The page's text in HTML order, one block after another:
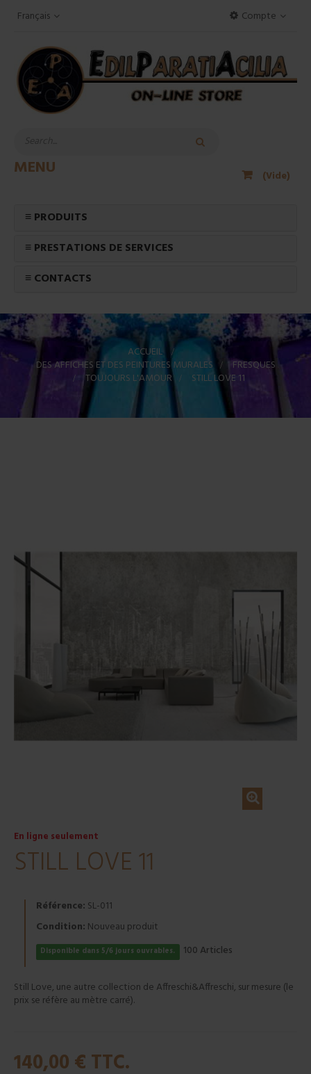
Compte
Français
(Vide)
MENU
≡ PRODUITS
≡ PRESTATIONS DE SERVICES
≡ CONTACTS
ACCUEIL >
DES AFFICHES ET DES PEINTURES MURALES >
FRESQUES
>
TOUJOURS L'AMOUR > STILL LOVE 11
En ligne seulement
STILL LOVE 11
Référence: SL-011
Condition: Nouveau produit
Disponible dans 5/6 jours ouvrables. 100 Articles
Still Love, une autre collection de Affreschi&Affreschi, sur mesure (le
prix se réfère au mètre carré).
140,00 € TTC.